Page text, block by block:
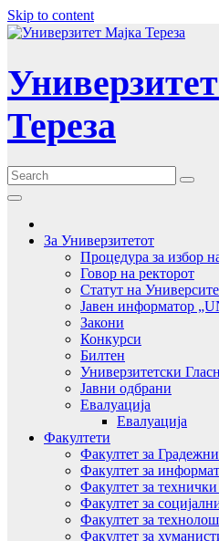
Skip to content
Тереза
За Универзитетот
Процедура за избор
Говор на ректорот
Статут на
Јавен информатор
Закони
Конкурси
Билтен
Универзитетски
Јавни одбрани
Евалуација
Евалуација
Факултети
Факултет за
Факултет за
Факултет за
Факултет за
Факултет за
Факултет за